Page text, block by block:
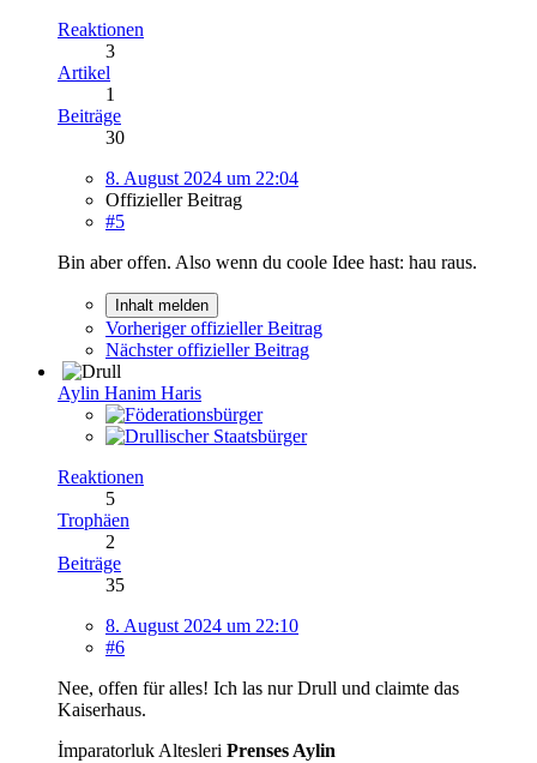
Reaktionen
3
Artikel
1
Beiträge
30
8. August 2024 um 22:04
Offizieller Beitrag
#5
Bin aber offen. Also wenn du coole Idee hast: hau raus.
Inhalt melden
Vorheriger offizieller Beitrag
Nächster offizieller Beitrag
Aylin Hanim Haris
Reaktionen
5
Trophäen
2
Beiträge
35
8. August 2024 um 22:10
#6
Nee, offen für alles! Ich las nur Drull und claimte das
Kaiserhaus.
İmparatorluk Altesleri Prenses Aylin